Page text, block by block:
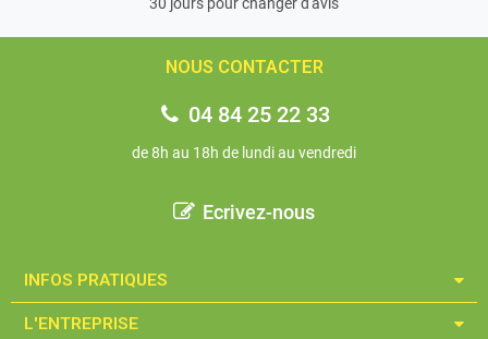
NOUS CONTACTER
04 84 25 22 33
de 8h au 18h de lundi au vendredi
Ecrivez-nous
INFOS PRATIQUES​
L'ENTREPRISE​